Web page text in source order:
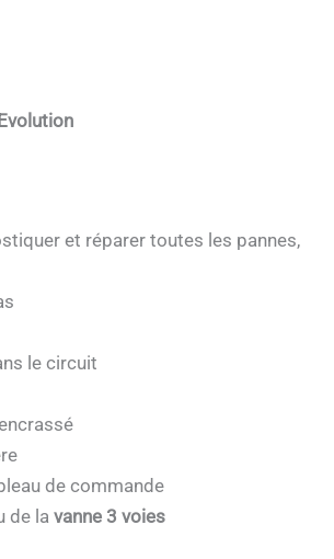
et réparer toutes les pannes,
le circuit
de commande
de lavanne 3 voies